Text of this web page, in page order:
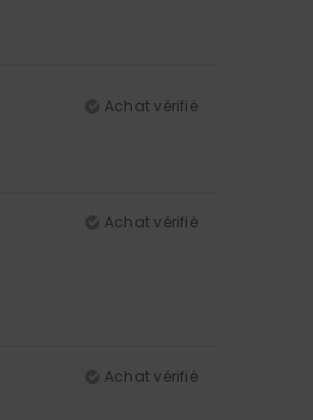
Achat vérifié
Achat vérifié
Achat vérifié